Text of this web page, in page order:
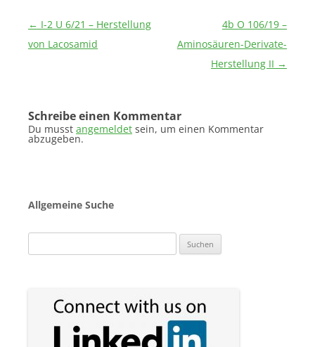
Beitragsnavigation
← I-2 U 6/21 – Herstellung
von Lacosamid
4b O 106/19 –
Aminosäuren-Derivate-
Herstellung II →
Schreibe einen Kommentar
Du musst angemeldet sein, um einen Kommentar
abzugeben.
Allgemeine Suche
nach: